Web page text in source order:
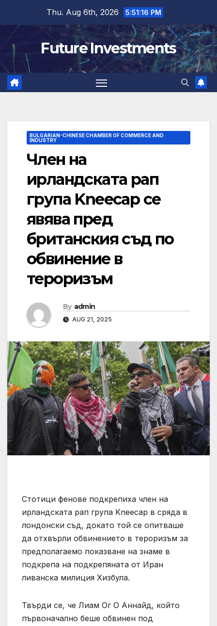
content
Thu. Aug 6th, 2026 5:51:17 PM
Future Investments
BULGARIAN-CHINESE CHAMBER OF COMMERCE AND
INDUSTRY
Член на
ирландската рап
група Kneecap се
явява пред
британския съд по
обвинение в
тероризъм
By admin
AUG 21, 2025
Стотици фенове подкрепиха член на
ирландската рап група Kneecap в сряда в
лондонски съд, докато той се опитваше
да отхвърли обвинението в тероризъм за
предполагаемо показване на знаме в
подкрепа на подкрепяната от Иран
ливанска милиция Хизбула.
Твърди се, че Лиам Ог О Аннайд, който
първоначално беше обвинен под